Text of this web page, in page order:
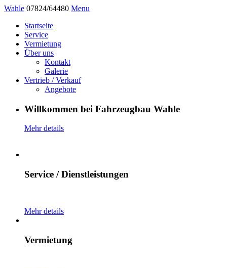
Wahle 07824/64480 Menu
Startseite
Service
Vermietung
Über uns
Kontakt
Galerie
Vertrieb / Verkauf
Angebote
Willkommen bei Fahrzeugbau Wahle
Mehr details
Service / Dienstleistungen
Mehr details
Vermietung